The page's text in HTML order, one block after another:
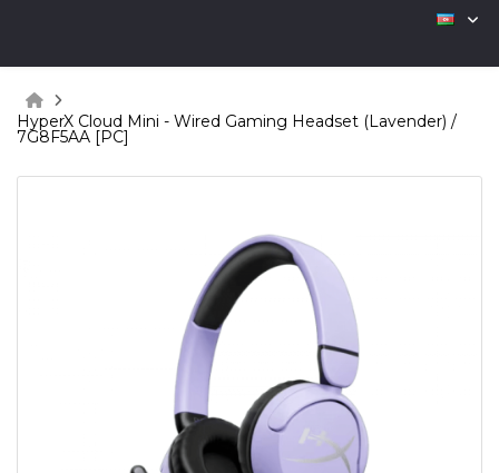
HyperX Cloud Mini - Wired Gaming Headset (Lavender) /
7G8F5AA [PC]